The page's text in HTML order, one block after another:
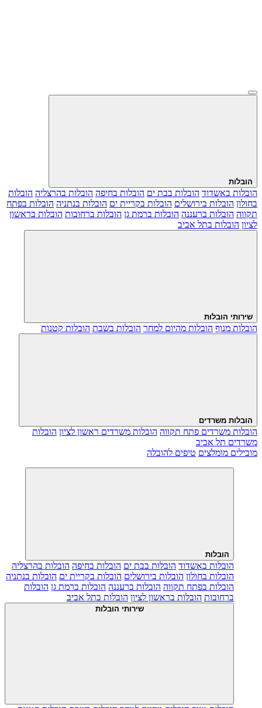
הובלות
הובלות באשדוד הובלות בבת ים הובלות בחיפה הובלות בהרצליה הובלות
בחולון הובלות בירושלים הובלות בקריית ים הובלות בנתניה הובלות בפתח
תקווה הובלות ברעננה הובלות ברמת גן הובלות ברחובות הובלות בראשון
לציון הובלות בתל אביב
שירותי הובלות
הובלות מנוף הובלות מהיום למחר הובלות בשבת הובלות קטנות
הובלות משרדים
הובלות משרדים פתח תקווה הובלות משרדים ראשון לציון הובלות
משרדים תל אביב
מובילים מומלצים טיפים להובלה
הובלות
הובלות באשדוד הובלות בבת ים הובלות בחיפה הובלות בהרצליה
הובלות בחולון הובלות בירושלים הובלות בקריית ים הובלות בנתניה
הובלות בפתח תקווה הובלות ברעננה הובלות ברמת גן הובלות
ברחובות הובלות בראשון לציון הובלות בתל אביב
שירותי הובלות